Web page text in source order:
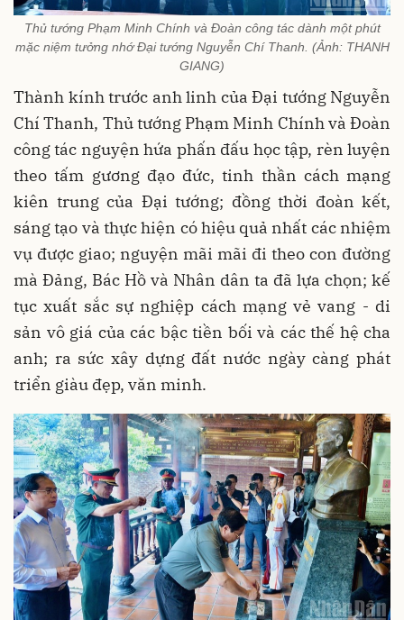
Thủ tướng Phạm Minh Chính và Đoàn công tác dành một phút
mặc niệm tưởng nhớ Đại tướng Nguyễn Chí Thanh. (Ảnh: THANH
GIANG)
Thành kính trước anh linh của Đại tướng Nguyễn
Chí Thanh, Thủ tướng Phạm Minh Chính và Đoàn
công tác nguyện hứa phấn đấu học tập, rèn luyện
theo tấm gương đạo đức, tinh thần cách mạng
kiên trung của Đại tướng; đồng thời đoàn kết,
sáng tạo và thực hiện có hiệu quả nhất các nhiệm
vụ được giao; nguyện mãi mãi đi theo con đường
mà Đảng, Bác Hồ và Nhân dân ta đã lựa chọn; kế
tục xuất sắc sự nghiệp cách mạng vẻ vang - di
sản vô giá của các bậc tiền bối và các thế hệ cha
anh; ra sức xây dựng đất nước ngày càng phát
triển giàu đẹp, văn minh.